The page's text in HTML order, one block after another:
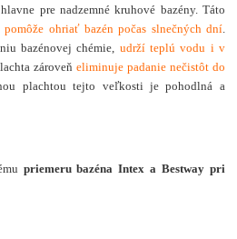
pre nadzemné kruhové bazény. Táto
pomôže ohriať bazén počas slnečných dní.
bazénovej chémie, udrží teplú vodu i v
zároveňeliminuje padanie nečistôt do
plachtou tejto veľkosti je pohodlná a
priemeru bazéna Intex a Bestway pri